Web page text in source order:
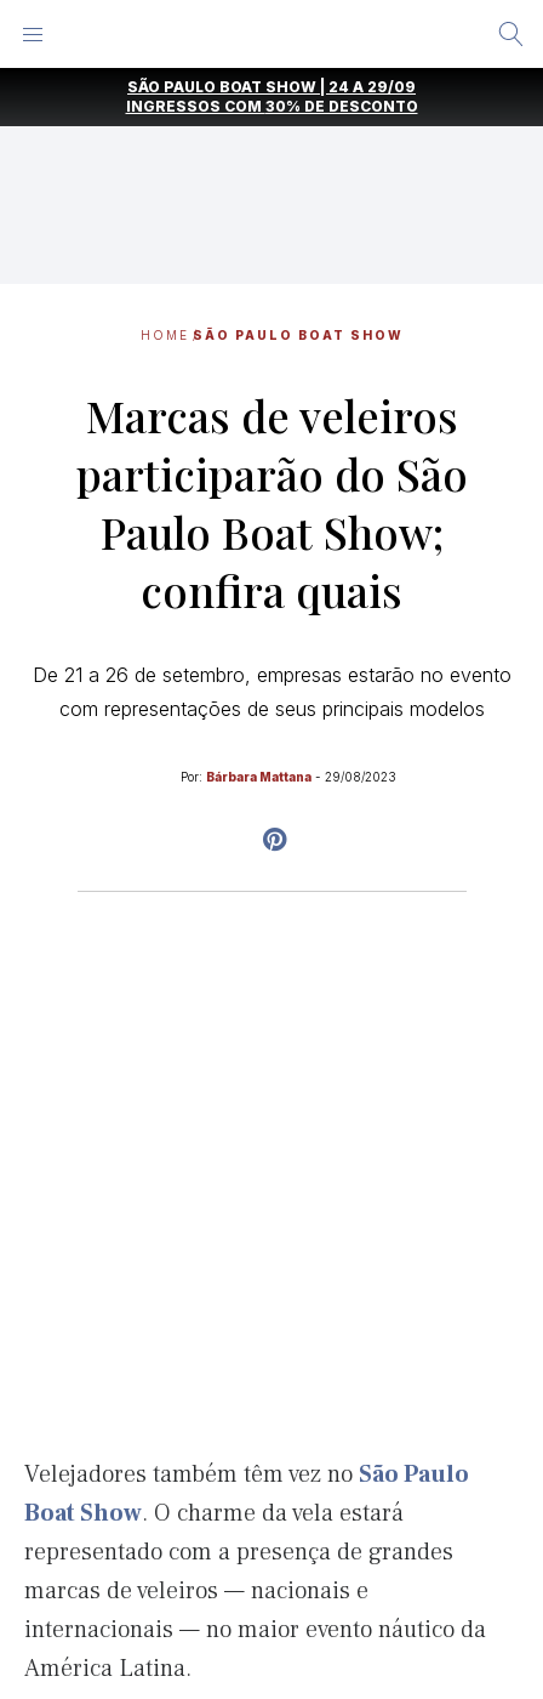
SÃO PAULO BOAT SHOW | 24 A 29/09
INGRESSOS COM 30% DE DESCONTO
HOME SÃO PAULO BOAT SHOW
Marcas de veleiros
participarão do São
Paulo Boat Show;
confira quais
De 21 a 26 de setembro, empresas estarão no evento
com representações de seus principais modelos
Por: Bárbara Mattana - 29/08/2023
Velejadores também têm vez no São Paulo
Boat Show. O charme da vela estará
representado com a presença de grandes
marcas de veleiros — nacionais e
internacionais — no maior evento náutico da
América Latina.